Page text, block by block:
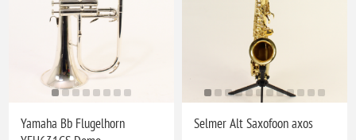
Yamaha Bb Flugelhorn
Selmer Alt Saxofoon axos